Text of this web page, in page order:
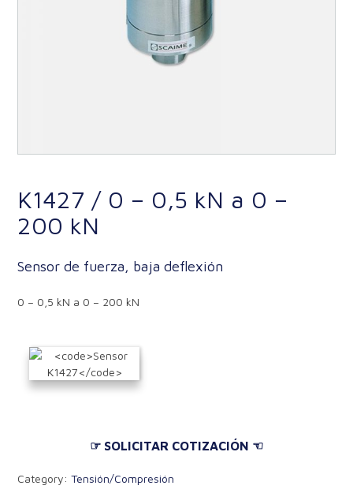
K1427 / 0 – 0,5 kN a 0 –
200 kN
Sensor de fuerza, baja deflexión
0 – 0,5 kN a 0 – 200 kN
☞ SOLICITAR COTIZACIÓN ☜
Category: Tensión/Compresión